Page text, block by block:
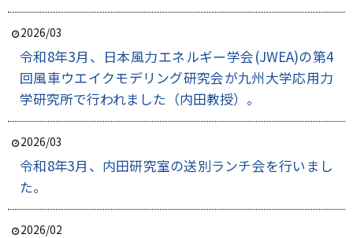
2026/03
令和8年3月、日本風力エネルギー学会(JWEA)の第4
回風車ウエイクモデリング研究会が九州大学応用力
学研究所で行われました（内田教授）。
2026/03
令和8年3月、内田研究室の送別ランチ会を行いまし
た。
2026/02